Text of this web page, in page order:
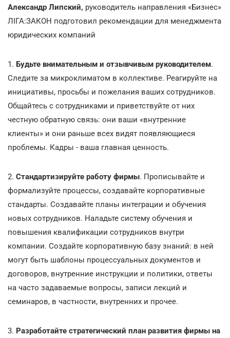
Александр Липский, руководитель направления «Бизнес»
ЛІГА:ЗАКОН подготовил рекомендации для менеджмента
юридических компаний
1. Будьте внимательным и отзывчивым руководителем.
Следите за микроклиматом в коллективе. Реагируйте на
инициативы, просьбы и пожелания ваших сотрудников.
Общайтесь с сотрудниками и приветствуйте от них
честную обратную связь: они ваши «внутренние
клиенты» и они раньше всех видят появляющиеся
проблемы. Кадры - ваша главная ценность.
2. Стандартизируйте работу фирмы. Прописывайте и
формализуйте процессы, создавайте корпоративные
стандарты. Создавайте планы интеграции и обучения
новых сотрудников. Наладьте систему обучения и
повышения квалификации сотрудников внутри
компании. Создайте корпоративную базу знаний: в ней
могут быть шаблоны процессуальных документов и
договоров, внутренние инструкции и политики, ответы
на часто задаваемые вопросы, записи лекций и
семинаров, в частности, внутренних и прочее.
3. Разработайте стратегический план развития фирмы на